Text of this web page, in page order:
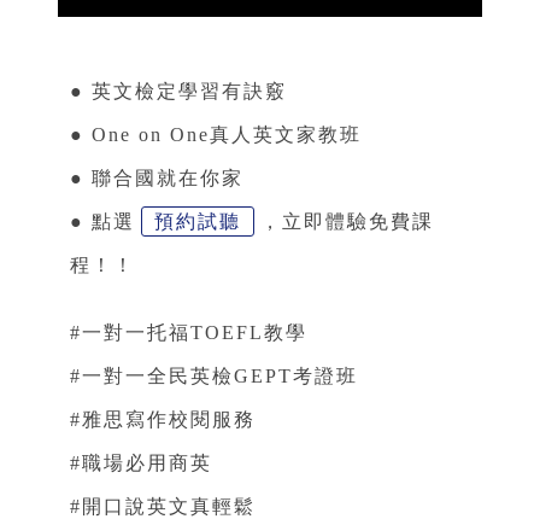
● 英文檢定學習有訣竅
● One on One真人英文家教班
● 聯合國就在你家
● 點選 預約試聽 ，立即體驗免費課
程！！
#一對一托福TOEFL教學
#一對一全民英檢GEPT考證班
#雅思寫作校閱服務
#職場必用商英
#開口說英文真輕鬆